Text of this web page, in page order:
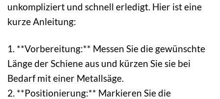
unkompliziert und schnell erledigt. Hier ist eine
kurze Anleitung:
1. **Vorbereitung:** Messen Sie die gewünschte
Länge der Schiene aus und kürzen Sie sie bei
Bedarf mit einer Metallsäge.
2. **Positionierung:** Markieren Sie die